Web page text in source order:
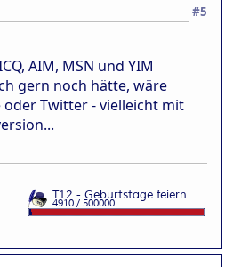
#5
AIM, MSN und YIM
gern noch hätte, wäre
oder Twitter - vielleicht mit